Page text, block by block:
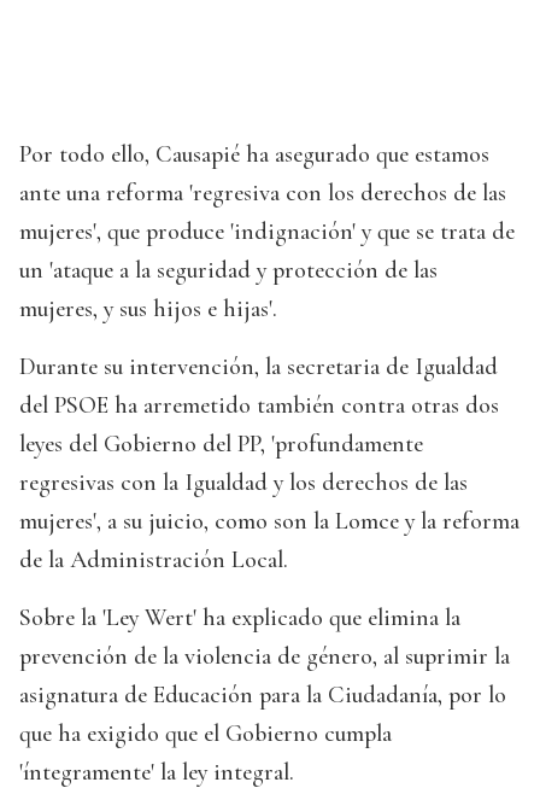
Por todo ello, Causapié ha asegurado que estamos
ante una reforma 'regresiva con los derechos de las
mujeres', que produce 'indignación' y que se trata de
un 'ataque a la seguridad y protección de las
mujeres, y sus hijos e hijas'.
Durante su intervención, la secretaria de Igualdad
del PSOE ha arremetido también contra otras dos
leyes del Gobierno del PP, 'profundamente
regresivas con la Igualdad y los derechos de las
mujeres', a su juicio, como son la Lomce y la reforma
de la Administración Local.
Sobre la 'Ley Wert' ha explicado que elimina la
prevención de la violencia de género, al suprimir la
asignatura de Educación para la Ciudadanía, por lo
que ha exigido que el Gobierno cumpla
'íntegramente' la ley integral.